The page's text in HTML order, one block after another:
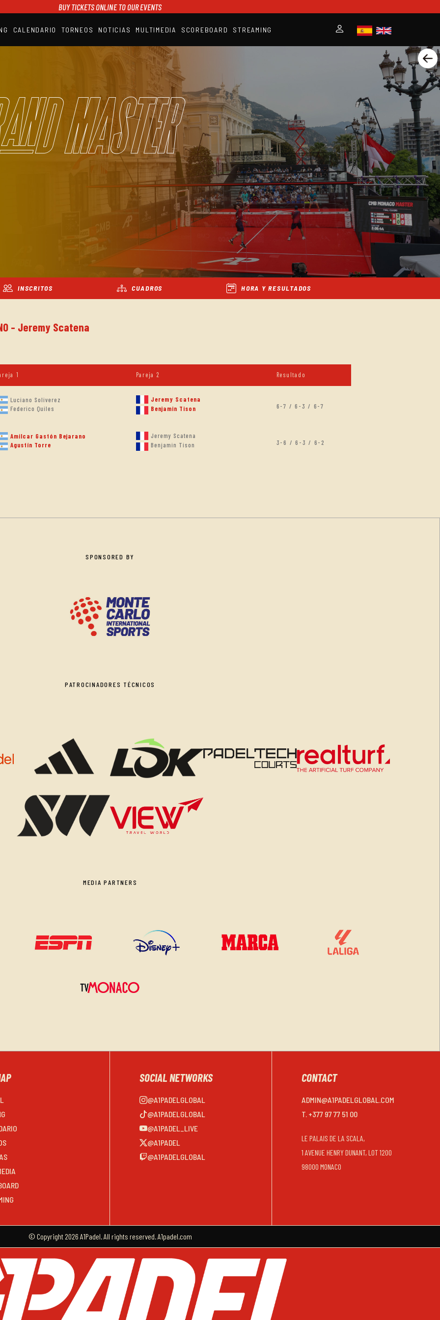
BUY TICKETS ONLINE TO OUR EVENTS
CALENDARIO TORNEOS NOTICIAS MULTIMEDIA SCOREBOARD STREAMING
RANKING
SCOREBOARD
STREAMING
Master
INSCRITOS CUADROS HORA Y RESULTADOS
- Jeremy Scatena
1 Pareja 2 Resultado
Luciano Soliverez
Federico Quiles
Jeremy Scatena
Benjamin Tison
6-7 / 6-3 / 6-7
Amilcar Gastón Bejarano
Agustín Torre
Jeremy Scatena
Benjamin Tison
3-6 / 6-3 / 6-2
SPONSORED BY
PATROCINADORES TÉCNICOS
MEDIA PARTNERS
SOCIAL NETWORKS
@A1PADELGLOBAL
@A1PADELGLOBAL
@A1PADEL_LIVE
@A1PADEL
@A1PADELGLOBAL
CONTACT
ADMIN@A1PADELGLOBAL.COM
T. +377 97 77 51 00
LE PALAIS DE LA SCALA,
1 AVENUE HENRY DUNANT, LOT 1200
98000 MONACO
© Copyright 2026 A1Padel. All rights reserved. A1padel.com